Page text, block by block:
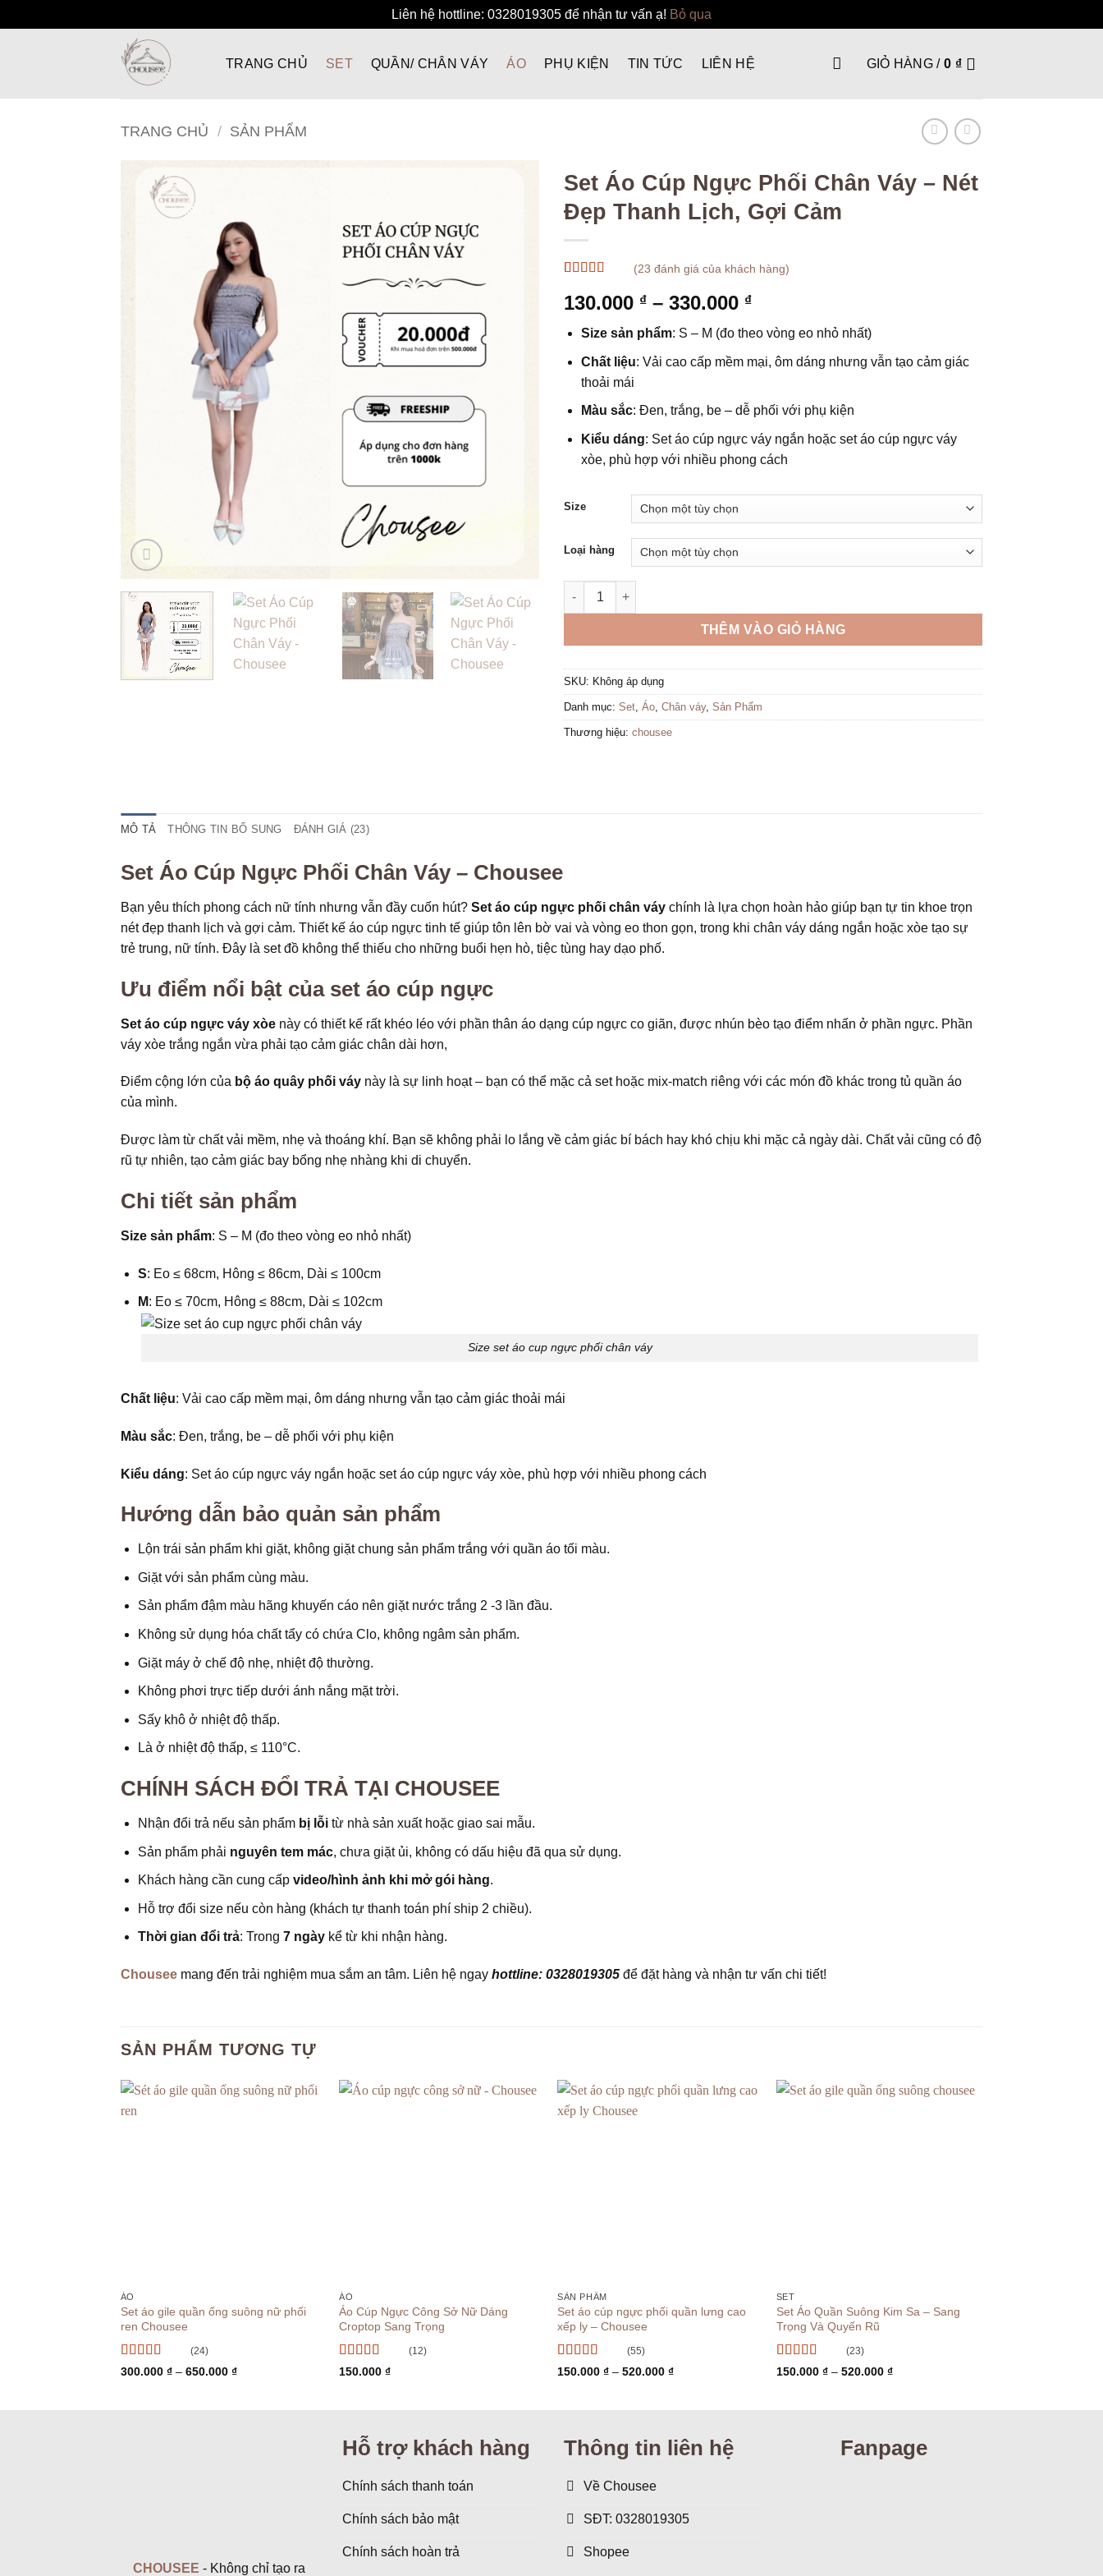
Liên hệ hottline: 0328019305 để nhận tư vấn ạ! Bỏ qua
TRANG CHỦ SET QUẦN/ CHÂN VÁY ÁO PHỤ KIỆN TIN TỨC LIÊN HỆ GIỎ HÀNG /0 ₫
TRANG CHỦ / SẢN PHẨM
Set Áo Cúp Ngực Phối Chân Váy – Nét
Đẹp Thanh Lịch, Gợi Cảm
trênđánh
giá
(23 đánh giá của khách hàng)
130.000 ₫ – 330.000 ₫Khoảng
giá:
từ
130.000 ₫
330.000 ₫
Size sản phẩm: S – M (đo theo vòng eo nhỏ nhất)
Chất liệu: Vải cao cấp mềm mại, ôm dáng nhưng vẫn tạo cảm giác
thoải mái
Màu sắc: Đen, trắng, be – dễ phối với phụ kiện
Kiểu dáng: Set áo cúp ngực váy ngắn hoặc set áo cúp ngực váy
xòe, phù hợp với nhiều phong cách
Size
Loại hàng
Set Áo Cúp Ngực Phối Chân Váy - Nét Đẹp Thanh Lịch, Gợi Cảm số lượng
THÊM VÀO GIỎ HÀNG
SKU: Không áp dụng
Danh mục: Set, Áo, Chân váy, Sản Phẩm
Thương hiệu: chousee
MÔ TẢ THÔNG TIN BỔ SUNG ĐÁNH GIÁ (23)
Set Áo Cúp Ngực Phối Chân Váy – Chousee
Bạn yêu thích phong cách nữ tính nhưng vẫn đầy cuốn hút? Set áo cúp ngực phối chân váy chính là lựa chọn hoàn hảo giúp bạn tự tin khoe trọn
nét đẹp thanh lịch và gợi cảm. Thiết kế áo cúp ngực tinh tế giúp tôn lên bờ vai và vòng eo thon gọn, trong khi chân váy dáng ngắn hoặc xòe tạo sự
trẻ trung, nữ tính. Đây là set đồ không thể thiếu cho những buổi hẹn hò, tiệc tùng hay dạo phố.
Ưu điểm nổi bật của set áo cúp ngực
Set áo cúp ngực váy xòe này có thiết kế rất khéo léo với phần thân áo dạng cúp ngực co giãn, được nhún bèo tạo điểm nhấn ở phần ngực. Phần
váy xòe trắng ngắn vừa phải tạo cảm giác chân dài hơn,
Điểm cộng lớn của bộ áo quây phối váy này là sự linh hoạt – bạn có thể mặc cả set hoặc mix-match riêng với các món đồ khác trong tủ quần áo
của mình.
Được làm từ chất vải mềm, nhẹ và thoáng khí. Bạn sẽ không phải lo lắng về cảm giác bí bách hay khó chịu khi mặc cả ngày dài. Chất vải cũng có độ
rũ tự nhiên, tạo cảm giác bay bổng nhẹ nhàng khi di chuyển.
Chi tiết sản phẩm
Size sản phẩm: S – M (đo theo vòng eo nhỏ nhất)
S: Eo ≤ 68cm, Hông ≤ 86cm, Dài ≤ 100cm
M: Eo ≤ 70cm, Hông ≤ 88cm, Dài ≤ 102cm
Size set áo cup ngực phối chân váy
Chất liệu: Vải cao cấp mềm mại, ôm dáng nhưng vẫn tạo cảm giác thoải mái
Màu sắc: Đen, trắng, be – dễ phối với phụ kiện
Kiểu dáng: Set áo cúp ngực váy ngắn hoặc set áo cúp ngực váy xòe, phù hợp với nhiều phong cách
Hướng dẫn bảo quản sản phẩm
Lộn trái sản phẩm khi giặt, không giặt chung sản phẩm trắng với quần áo tối màu.
Giặt với sản phẩm cùng màu.
Sản phẩm đậm màu hãng khuyến cáo nên giặt nước trắng 2 -3 lần đầu.
Không sử dụng hóa chất tẩy có chứa Clo, không ngâm sản phẩm.
Giặt máy ở chế độ nhẹ, nhiệt độ thường.
Không phơi trực tiếp dưới ánh nắng mặt trời.
Sấy khô ở nhiệt độ thấp.
Là ở nhiệt độ thấp, ≤ 110°C.
CHÍNH SÁCH ĐỔI TRẢ TẠI CHOUSEE
Nhận đổi trả nếu sản phẩm bị lỗitừ nhà sản xuất hoặc giao sai mẫu.
Sản phẩm phải nguyên tem mác, chưa giặt ủi, không có dấu hiệu đã qua sử dụng.
Khách hàng cần cung cấp video/hình ảnh khi mở gói hàng.
Hỗ trợ đổi size nếu còn hàng (khách tự thanh toán phí ship 2 chiều).
Thời gian đổi trả: Trong 7 ngàykể từ khi nhận hàng.
Chousee mang đến trải nghiệm mua sắm an tâm. Liên hệ ngay hottline: 0328019305 để đặt hàng và nhận tư vấn chi tiết!
SẢN PHẨM TƯƠNG TỰ
ÁO
Set áo gile quần ống suông nữ phối
ren Chousee
Được xếp
(24)
300.000 ₫ – 650.000 ₫Khoảng
ÁO
Áo Cúp Ngực Công Sở Nữ Dáng
Croptop Sang Trọng
Được xếp
(12)
150.000₫
SẢN PHẨM
Set áo cúp ngực phối quần lưng cao
xếp ly – Chousee
Được xếp
(55)
150.000₫ – 520.000₫Khoảng
SET
Set Áo Quần Suông Kim Sa – Sang
Trọng Và Quyến Rũ
Được xếp
(23)
150.000 ₫ – 520.000 ₫Khoảng
CHOUSEE - Không chỉ tạo ra
Hỗ trợ khách hàng
Chính sách thanh toán
Chính sách bảo mật
Chính sách hoàn trả
Thông tin liên hệ
Về Chousee
SĐT: 0328019305
Shopee
Fanpage